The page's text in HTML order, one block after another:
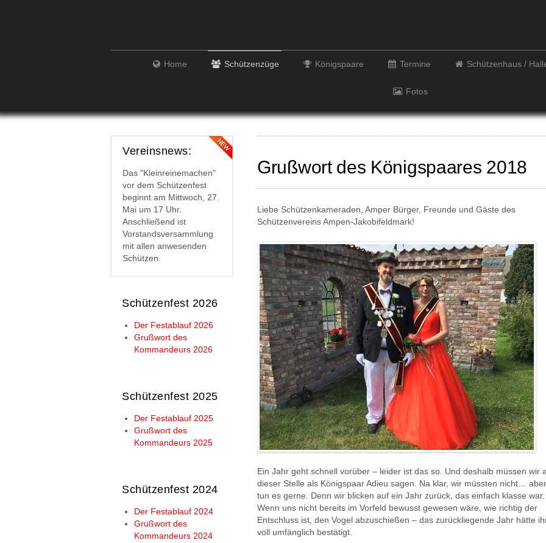
Home Schützenzüge Königspaare Termine Schützenhaus /
Fotos
Vereinsnews:
Das "Kleinreinemachen"
vor dem Schützenfest
beginnt am Mittwoch, 27.
Mai um 17 Uhr.
Anschließend ist
Vorstandsversammlung
mit allen anwesenden
Schützen.
Schützenfest 2026
Der Festablauf 2026
Grußwort des
Kommandeurs 2026
Schützenfest 2025
Der Festablauf 2025
Grußwort des
Kommandeurs 2025
Schützenfest 2024
Der Festablauf 2024
Grußwort des
Kommandeurs 2024
Grußwort des Königspaares 2018
Liebe Schützenkameraden, Amper Bürger, Freunde und Gäste des
Schützenvereins Ampen-Jakobifeldmark!
Ein Jahr geht schnell vorüber – leider ist das so. Und deshalb müssen wir
dieser Stelle als Königspaar Adieu sagen. Na klar, wir müssten nicht…
tun es gerne. Denn wir blicken auf ein Jahr zurück, das einfach klasse war.
Wenn uns nicht bereits im Vorfeld bewusst gewesen wäre, wie richtig der
Entschluss ist, den Vogel abzuschießen – das zurückliegende Jahr hätte
voll umfänglich bestätigt.